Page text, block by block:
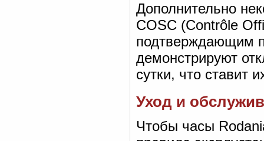
Дополнительно
COSC (Contrôle
подтверждающим
демонстрируют
сутки, что ставит
Уход и
Чтобы часы